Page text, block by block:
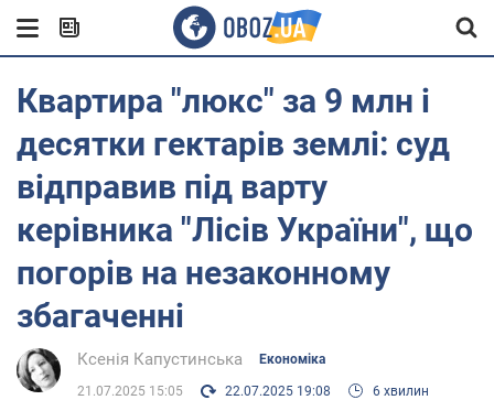
Квартира "люкс" за 9 млн і
десятки гектарів землі: суд
відправив під варту
керівника "Лісів України", що
погорів на незаконному
збагаченні
Ксенія Капустинська Економіка
21.07.2025 15:05 22.07.2025 19:08
6 хвилин